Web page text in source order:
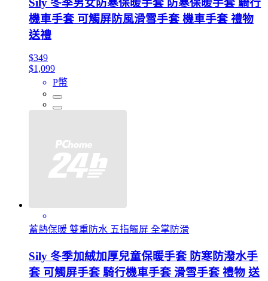
機車手套 可觸屏防風滑雪手套 機車手套 禮物
送禮
$349
$1,099
P幣
蓄熱保暖 雙重防水 五指觸屏 全掌防滑
Sily 冬季加絨加厚兒童保暖手套 防寒防潑水手
套 可觸屏手套 騎行機車手套 滑雪手套 禮物 送